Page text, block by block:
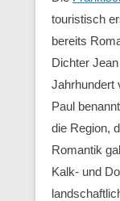
touristisch
bereits
Dichter
Jahrhundert
Paul
die Region,
Romantik
Kalk- und